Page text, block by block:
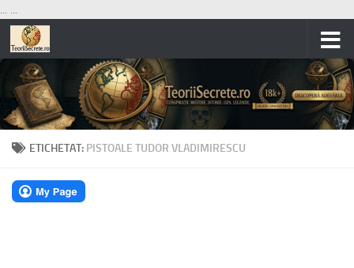
... ...
Skip to content
ETICHETAT: PISTOALE TUDOR VLADIMIRESCU